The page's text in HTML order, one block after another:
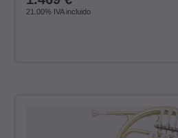
21.00% IVA incluido